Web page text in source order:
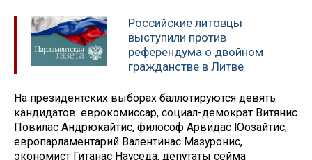
Российские литовцы
выступили против
референдума о двойном
гражданстве в Литве
На президентских выборах баллотируются девять
кандидатов: еврокомиссар, социал-демократ Витянис
Повилас Андрюкайтис, философ Арвидас Юозайтис,
европарламентарий Валентинас Мазуронис,
экономист Гитанас Науседа, депутаты сейма